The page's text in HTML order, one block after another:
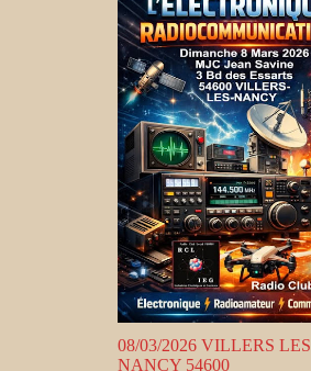
08/03/2026 VILLERS LES
NANCY 54600